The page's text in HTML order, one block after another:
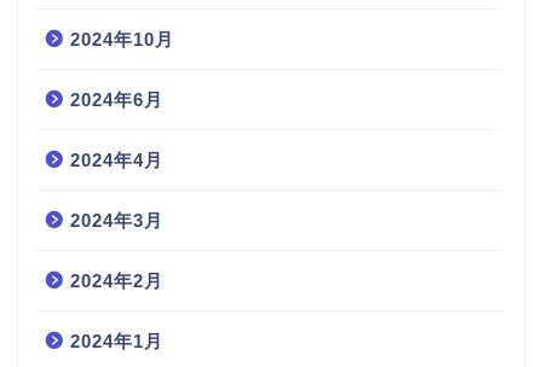
2024年10月
2024年6月
2024年4月
2024年3月
2024年2月
2024年1月